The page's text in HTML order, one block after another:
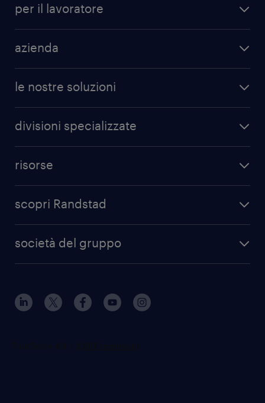
per il lavoratore
azienda
le nostre soluzioni
divisioni specializzate
risorse
scopri Randstad
società del gruppo